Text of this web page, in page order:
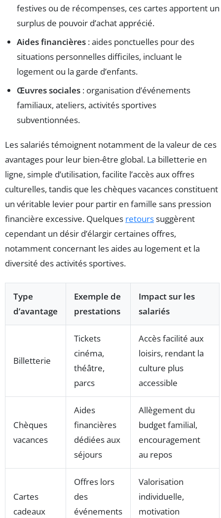
festives ou de récompenses, ces cartes apportent un
surplus de pouvoir d’achat apprécié.
Aides financières : aides ponctuelles pour des
situations personnelles difficiles, incluant le
logement ou la garde d’enfants.
Œuvres sociales : organisation d’événements
familiaux, ateliers, activités sportives
subventionnées.
Les salariés témoignent notamment de la valeur de ces
avantages pour leur bien-être global. La billetterie en
ligne, simple d’utilisation, facilite l’accès aux offres
culturelles, tandis que les chèques vacances constituent
un véritable levier pour partir en famille sans pression
financière excessive. Quelques retourssuggèrent
cependant un désir d’élargir certaines offres,
notamment concernant les aides au logement et la
diversité des activités sportives.
Type
d’avantage
Exemple de
prestations
Impact sur les
salariés
Billetterie
Tickets
cinéma,
théâtre,
parcs
Accès facilité aux
loisirs, rendant la
culture plus
accessible
Chèques
vacances
Aides
financières
dédiées aux
séjours
Allègement du
budget familial,
encouragement
au repos
Cartes
cadeaux
Offres lors
des
événements
Valorisation
individuelle,
motivation